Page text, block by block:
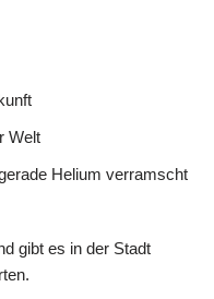
Welt
Helium verramscht
gibt es in der Stadt